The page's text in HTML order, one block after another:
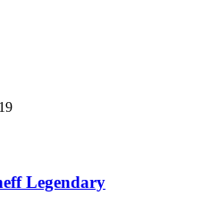
Legendary